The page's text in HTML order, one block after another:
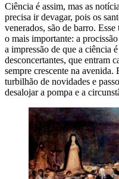
Ciência é assim, mas as
precisa ir devagar, pois os
venerados, são de barro.
o mais importante: a
a impressão de que a ciência
desconcertantes, que entram
sempre crescente na avenida.
turbilhão de novidades e
desalojar a pompa e a